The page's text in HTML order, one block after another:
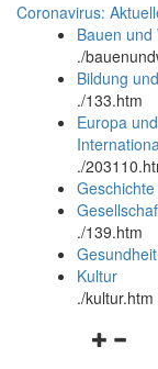
Coronavirus:
Bauen und
./
Bildung
./133.htm
Europa und
./
./139.htm
Gesundheit
Kultur
./kultur.htm